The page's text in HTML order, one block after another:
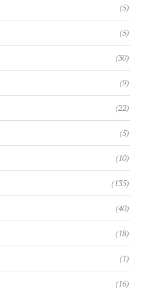
(5)
(5)
(30)
(9)
(22)
(5)
(10)
(135)
(40)
(18)
(1)
(16)